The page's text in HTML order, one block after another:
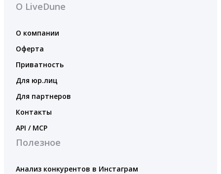
О LiveDune
О компании
Оферта
Приватность
Для юр.лиц
Для партнеров
Контакты
API / MCP
Полезное
Анализ конкурентов в Инстаграм